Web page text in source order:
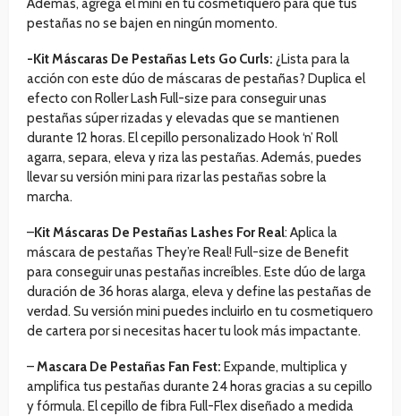
Además, agrega el mini en tu cosmetiquero para que tus
pestañas no se bajen en ningún momento.
-Kit Máscaras De Pestañas Lets Go Curls: ¿Lista para la
acción con este dúo de máscaras de pestañas? Duplica el
efecto con Roller Lash Full-size para conseguir unas
pestañas súper rizadas y elevadas que se mantienen
durante 12 horas. El cepillo personalizado Hook ‘n’ Roll
agarra, separa, eleva y riza las pestañas. Además, puedes
llevar su versión mini para rizar las pestañas sobre la
marcha.
–Kit Máscaras De Pestañas Lashes For Real: Aplica la
máscara de pestañas They’re Real! Full-size de Benefit
para conseguir unas pestañas increíbles. Este dúo de larga
duración de 36 horas alarga, eleva y define las pestañas de
verdad. Su versión mini puedes incluirlo en tu cosmetiquero
de cartera por si necesitas hacer tu look más impactante.
–Mascara De Pestañas Fan Fest: Expande, multiplica y
amplifica tus pestañas durante 24 horas gracias a su cepillo
y fórmula. El cepillo de fibra Full-Flex diseñado a medida